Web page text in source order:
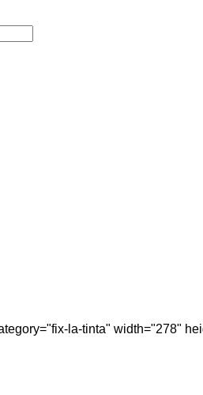
la-tinta" width="278"